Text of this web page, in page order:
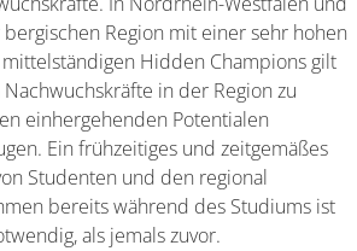
Region mit einer sehr hohen
Hidden Champions gilt
in der Region zu
einhergehenden Potentialen
Ein frühzeitiges und zeitgemäßes
Studenten und den regional
bereits während des Studiums ist
als jemals zuvor.